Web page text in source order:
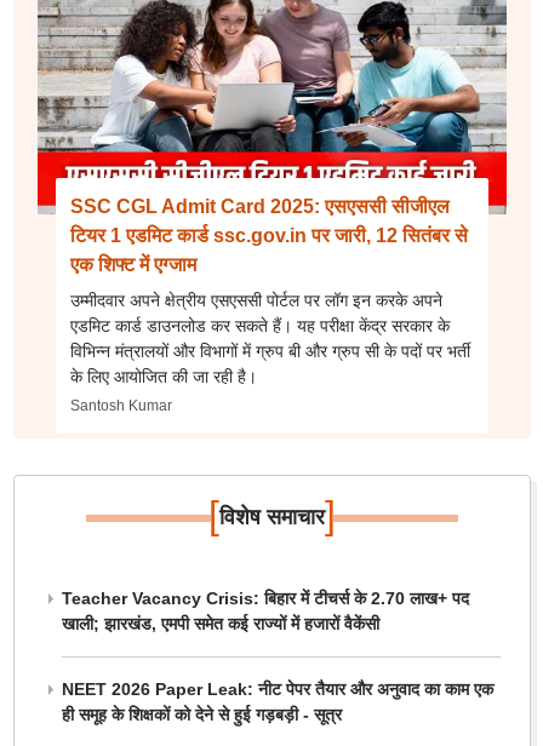
SSC CGL Admit Card 2025: एसएससी सीजीएल
टियर 1 एडमिट कार्ड ssc.gov.in पर जारी, 12 सितंबर से
एक शिफ्ट में एग्जाम
उम्मीदवार अपने क्षेत्रीय एसएससी पोर्टल पर लॉग इन करके अपने
एडमिट कार्ड डाउनलोड कर सकते हैं। यह परीक्षा केंद्र सरकार के
विभिन्न मंत्रालयों और विभागों में ग्रुप बी और ग्रुप सी के पदों पर भर्ती
के लिए आयोजित की जा रही है।
Santosh Kumar
[विशेष समाचार]
Teacher Vacancy Crisis: बिहार में टीचर्स के 2.70 लाख+ पद
खाली; झारखंड, एमपी समेत कई राज्यों में हजारों वैकेंसी
NEET 2026 Paper Leak: नीट पेपर तैयार और अनुवाद का काम एक
ही समूह के शिक्षकों को देने से हुई गड़बड़ी - सूत्र